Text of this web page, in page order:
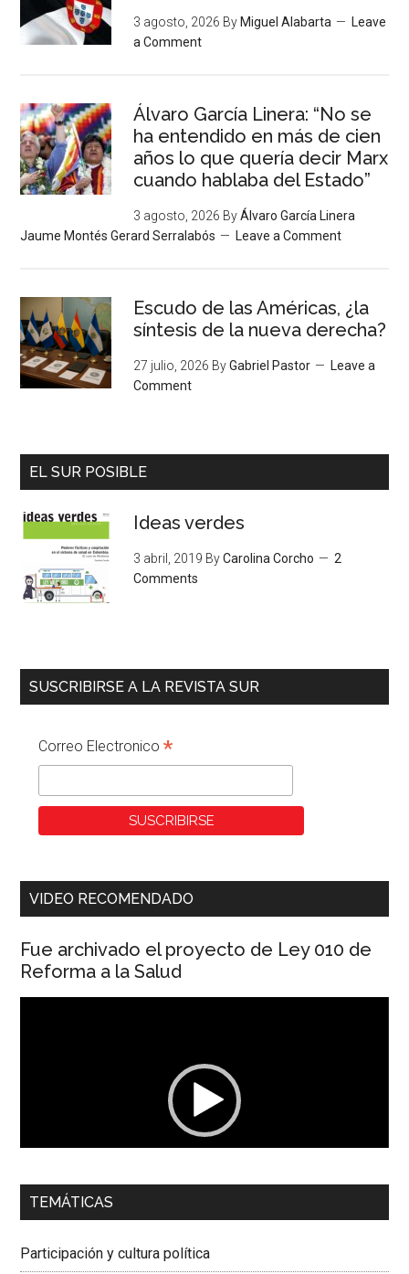
3 agosto, 2026 By Miguel Alabarta
Leave
a Comment
Álvaro García Linera: “No se
ha entendido en más de cien
años lo que quería decir Marx
cuando hablaba del Estado”
3 agosto, 2026 ByÁlvaro García Linera
Jaume Montés Gerard Serralabós
Leave a Comment
Escudo de las Américas, ¿la
síntesis de la nueva derecha?
27 julio, 2026 ByGabriel Pastor
Leave a
Comment
EL SUR POSIBLE
Ideas verdes
3 abril, 2019 ByCarolina Corcho
2
Comments
SUSCRIBIRSE A LA REVISTA SUR
Correo Electronico*
VIDEO RECOMENDADO
Fue archivado el proyecto de Ley 010 de
Reforma a la Salud
00:00 01:04
Dra. Carolina Corcho Mejía,Presidenta Corporación
Colombiana
TEMÁTICAS
Participación y cultura política